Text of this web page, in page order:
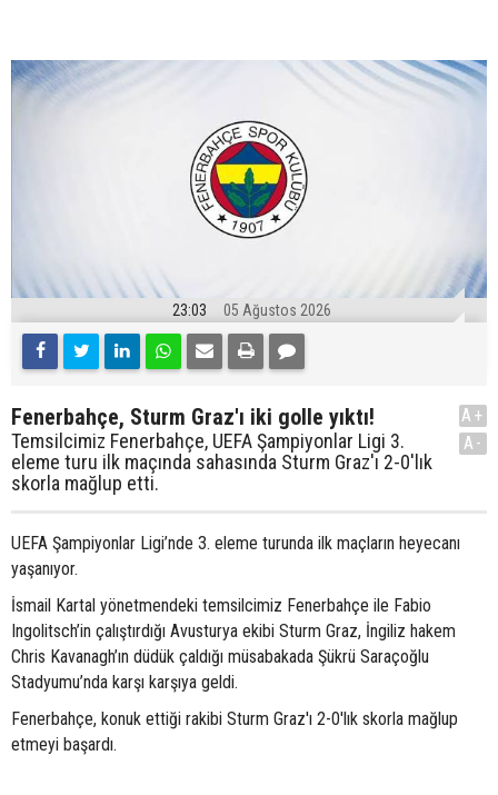
23:03 05 Ağustos 2026
Fenerbahçe, Sturm Graz'ı iki golle yıktı!
Temsilcimiz Fenerbahçe, UEFA Şampiyonlar Ligi 3.
eleme turu ilk maçında sahasında Sturm Graz'ı 2-0'lık
skorla mağlup etti.
A+
A-
UEFA Şampiyonlar Ligi’nde 3. eleme turunda ilk maçların heyecanı
yaşanıyor.
İsmail Kartal yönetmendeki temsilcimiz Fenerbahçe ile Fabio
Ingolitsch’in çalıştırdığı Avusturya ekibi Sturm Graz, İngiliz hakem
Chris Kavanagh’ın düdük çaldığı müsabakada Şükrü Saraçoğlu
Stadyumu’nda karşı karşıya geldi.
Fenerbahçe, konuk ettiği rakibi Sturm Graz'ı 2-0'lık skorla mağlup
etmeyi başardı.